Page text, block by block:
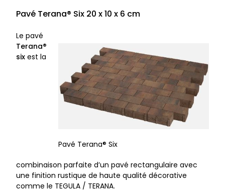
Pavé Terana® Six 20 x 10 x 6 cm
Pavé Terana® Six
Le pavé
Terana®
six est la
combinaison parfaite d’un pavé rectangulaire avec
une finition rustique de haute qualité décorative
comme le TEGULA / TERANA.